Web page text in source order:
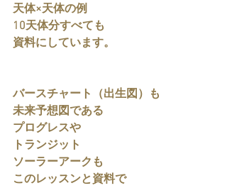
天体×天体の例
10天体分すべても
資料にしています。
バースチャート（出生図）も
未来予想図である
プログレスや
トランジット
ソーラーアークも
このレッスンと資料で